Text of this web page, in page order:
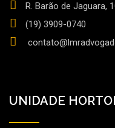
R. Barão de Jaguara,
(19) 3909-0740
UNIDADE